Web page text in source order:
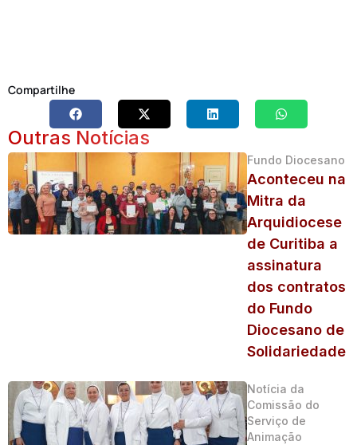
Compartilhe
Outras Notícias
Fundo Diocesano
Aconteceu na
Mitra da
Arquidiocese
de Curitiba a
assinatura
dos contratos
do Fundo
Diocesano de
Solidariedade
Notícia da
Comissão do
Serviço de
Animação